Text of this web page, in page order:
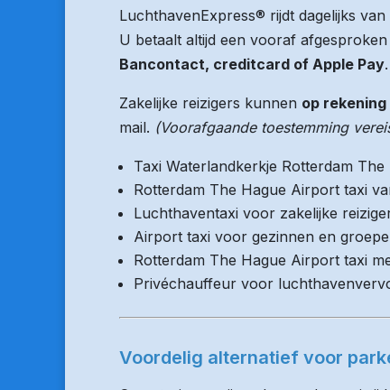
LuchthavenExpress® rijdt dagelijks
U betaalt altijd een vooraf
Bancontact, creditcard of Apple Pay.
Zakelijke reizigers kunnen op rekening
mail. (Voorafgaande toestemming
Taxi Waterlandkerkje Rotterdam
Rotterdam The Hague Airport taxi
Luchthaventaxi voor zakelijke
Airport taxi voor gezinnen en
Rotterdam The Hague Airport taxi
Privéchauffeur voor
Voordelig alternatief voor